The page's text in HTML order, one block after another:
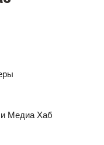
Медиа Хаб